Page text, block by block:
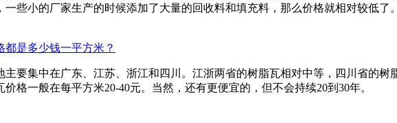
些小的厂家生产的时候添加了大量的回收料和填充料，那么价格就相对较低了。
是多少钱一平方米？
要集中在广东、江苏、浙江和四川。江浙两省的树脂瓦相对中等，四川省的
格一般在每平方米20-40元。当然，还有更便宜的，但不会持续20到30年。